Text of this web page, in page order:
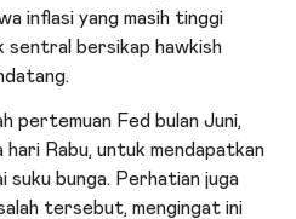
inflasi yang masih tinggi
sentral bersikap hawkish
pertemuan Fed bulan Juni,
hari Rabu, untuk mendapatkan
suku bunga. Perhatian juga
tersebut, mengingat ini